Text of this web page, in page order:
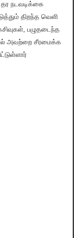
நடவடிக்கை
திறந்த வெளி
பழுதடைந்த
அவற்றை சீரமைக்க